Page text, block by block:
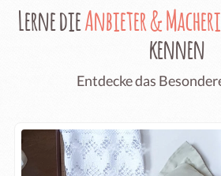
Lerne dieAnbieter &
kennen
Entdecke das